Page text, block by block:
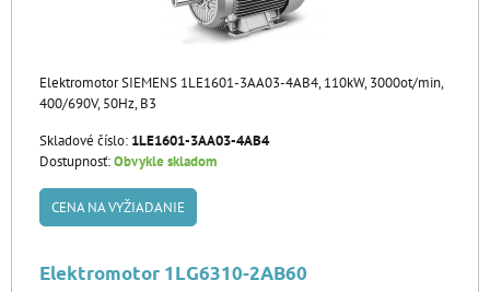
Elektromotor SIEMENS 1LE1601-3AA03-4AB4, 110kW, 3000ot/min,
400/690V, 50Hz, B3
Skladové číslo: 1LE1601-3AA03-4AB4
Dostupnosť:Obvykle skladom
CENA NA VYŽIADANIE
Elektromotor 1LG6310-2AB60